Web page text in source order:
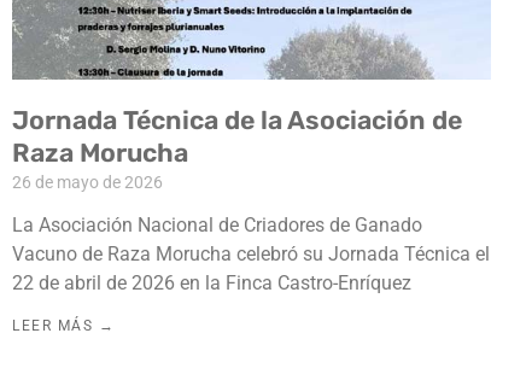
Jornada Técnica de la Asociación de
Raza Morucha
26 de mayo de 2026
La Asociación Nacional de Criadores de Ganado
Vacuno de Raza Morucha celebró su Jornada Técnica el
22 de abril de 2026 en la Finca Castro-Enríquez
LEER MÁS →